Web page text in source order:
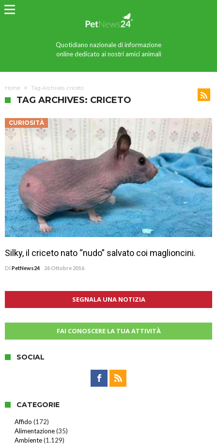
Quotidiano nazionale di informazione
online dedicato ai nostri amici animali
Home Tag Archives: criceto
TAG ARCHIVES: CRICETO
CURIOSITÀ
Silky, il criceto nato “nudo” salvato coi maglioncini.
Di PetNews24 26 Ottobre 2016
SEGNALA UNA NOTIZIA
FAI CONOSCERE LA TUA ATTIVITÀ
SOCIAL
CATEGORIE
Affido (172)
Alimentazione(35)
Ambiente(1.129)